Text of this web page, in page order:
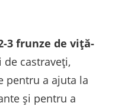
3 frunze de viță-
castraveți,
pentru a ajuta la
și pentru a